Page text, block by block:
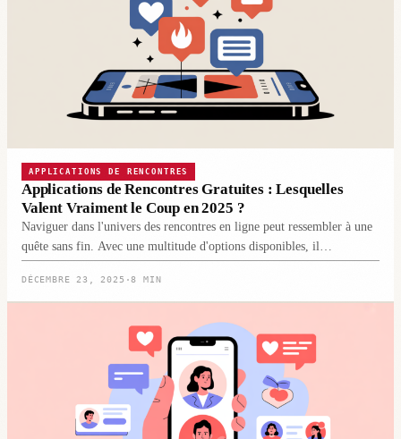
APPLICATIONS DE RENCONTRES
Applications de Rencontres Gratuites : Lesquelles
Valent Vraiment le Coup en 2025 ?
Naviguer dans l'univers des rencontres en ligne peut ressembler à une
quête sans fin. Avec une multitude d'options disponibles, il…
DÉCEMBRE 23, 2025 ·8 MIN